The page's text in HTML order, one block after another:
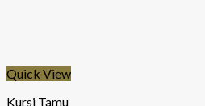
Quick View
Kursi Tamu